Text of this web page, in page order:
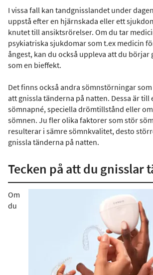
I vissa fall kan tandgnisslandet under
uppstå efter en hjärnskada eller ett
knutet till ansiktsrörelser. Om du tar
psykiatriska sjukdomar som t.ex medicin
ångest, kan du också uppleva att du börjar
som en bieffekt.
Det finns också andra sömnstörningar
att gnissla tänderna på natten. Dessa är till
sömnapné, speciella drömtillstånd eller
sömnen. Ju fler olika faktorer som stör
resulterar i sämre sömnkvalitet, desto
gnissla tänderna på natten.
Tecken på att du gnisslar
Om
du